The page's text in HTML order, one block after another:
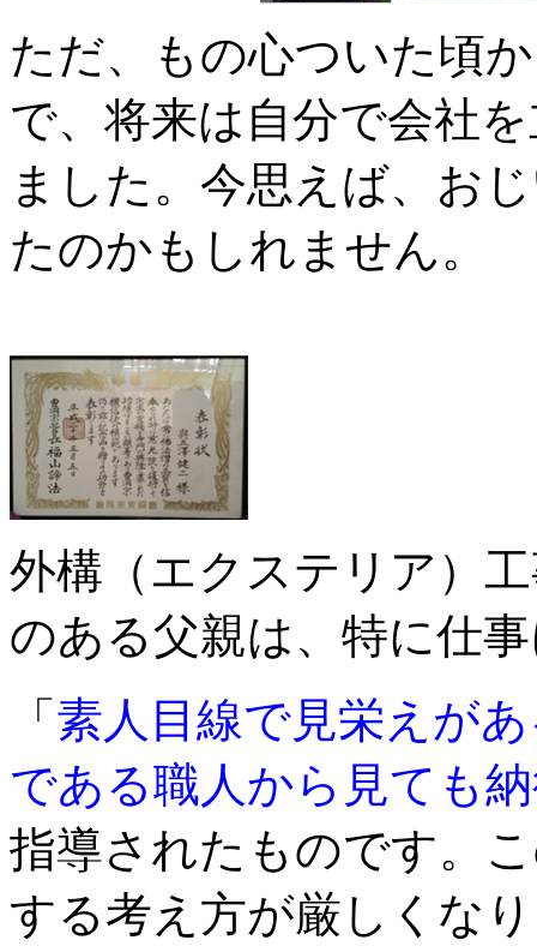
ただ、もの心ついた頃
で、将来は自分で会社
ました。今思えば、お
たのかもしれません。
外構（エクステリア）
のある父親は、特に仕
「 素人目線で見栄えが
である職人から見ても
指導されたものです。
する考え方が厳しくな